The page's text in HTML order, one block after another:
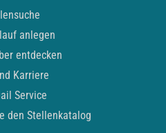
anlegen
entdecken
Karriere
Service
den Stellenkatalog